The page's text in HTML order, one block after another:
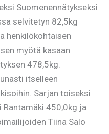
Suomenennätykseksi
selvitetyn 82,5kg
henkilökohtaisen
myötä kasaan
478,5kg.
itselleen
Sarjan toiseksi
450,0kg ja
Tiina Salo